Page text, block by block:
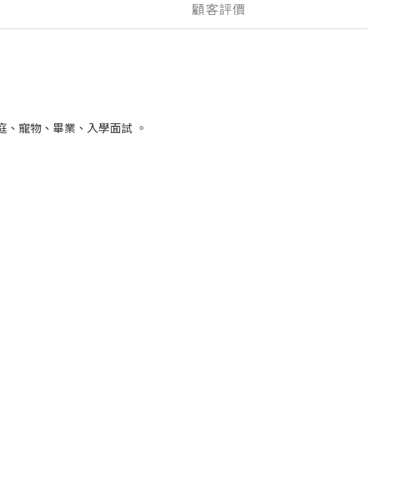
顧客評價
寵物、畢業、入學面試 。